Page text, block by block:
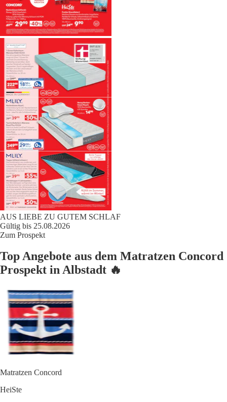
AUS LIEBE ZU GUTEM SCHLAF
Gültig bis 25.08.2026
Zum Prospekt
Top Angebote aus dem Matratzen Concord
Prospekt in Albstadt 🔥
Matratzen Concord
HeiSte